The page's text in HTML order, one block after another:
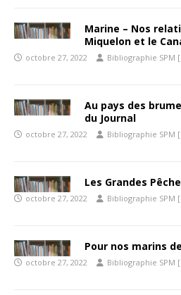
Marine – Nos
Miquelon et le
octobre 27, 2022 Bibliographie SPM
Au pays des
du Journal
octobre 27, 2022 Bibliographie SPM
Les Grandes
octobre 27, 2022 Bibliographie SPM
Pour nos marins
octobre 27, 2022 Bibliographie SPM